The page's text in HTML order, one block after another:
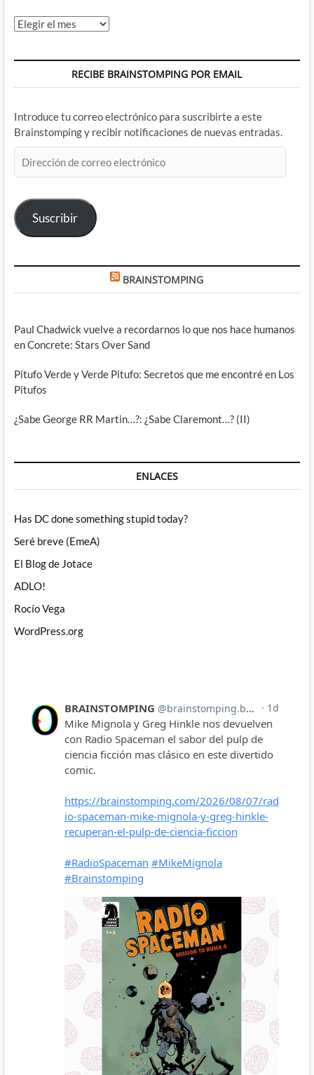
Archivos
RECIBE BRAINSTOMPING POR EMAIL
Introduce tu correo electrónico para suscribirte a este
Brainstomping y recibir notificaciones de nuevas entradas.
de
electrónico
Suscribir
BRAINSTOMPING
Paul Chadwick vuelve a recordarnos lo que nos hace humanos
en Concrete: Stars Over Sand
Pitufo Verde y Verde Pitufo: Secretos que me encontré en Los
Pitufos
¿Sabe George RR Martin…?: ¿Sabe Claremont…? (II)
ENLACES
Has DC done something stupid today?
Seré breve (EmeA)
El Blog de Jotace
ADLO!
Rocío Vega
WordPress.org